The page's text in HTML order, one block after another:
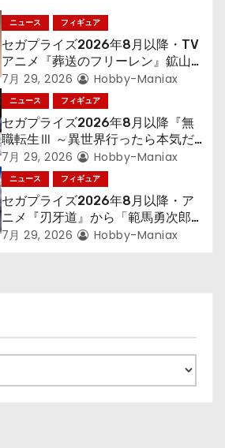
ニュース フィギュア
セガプライズ2026年8月以降・TV
アニメ『葬送のフリーレン』鉱山で
300年働くことになっっちゃった
「フリーレン」を立体化！
7月 29, 2026 Hobby-Maniax
ニュース フィギュア
セガプライズ2026年8月以降『無
職転生Ⅲ ～異世界行ったら本気だ
す～』から「ロキシー」のフィギュ
アが登場！
7月 29, 2026 Hobby-Maniax
ニュース フィギュア
セガプライズ2026年8月以降・ア
ニメ『刃牙道』から「範馬勇次郎」
が登場ッッ!!
7月 29, 2026 Hobby-Maniax